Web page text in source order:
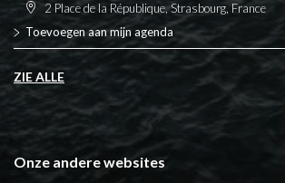
2 Place de la République, Strasbourg, France
Toevoegen aan mijn agenda
ZIE ALLE
Onze andere websites